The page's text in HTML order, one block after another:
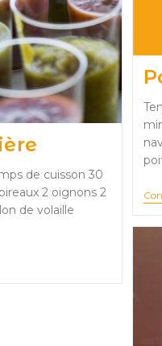
de cuisson 30
2 oignons 2
de volaille